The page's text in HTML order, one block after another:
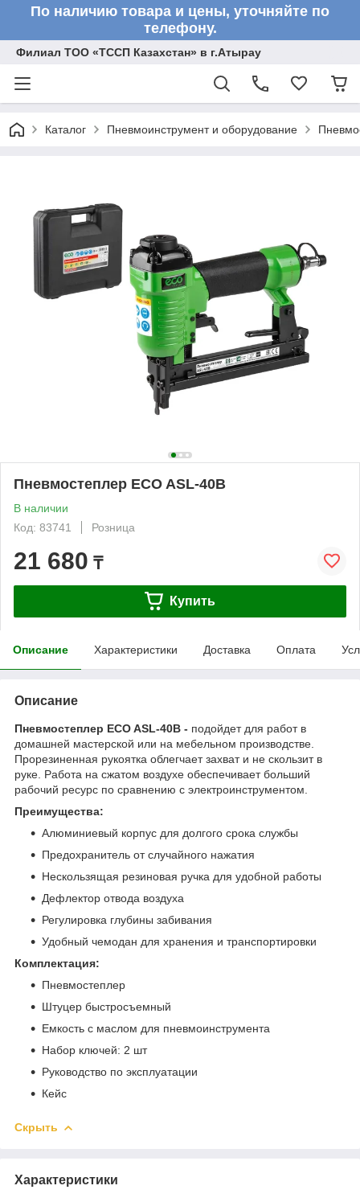
По наличию товара и цены, уточняйте по
телефону.
Филиал ТОО «ТССП Казахстан» в г.Атырау
Каталог Пневмоинструмент и оборудование
Пневмостеплер ECO ASL-40B
В наличии
Код: 83741
Розница
21 680 ₸
Купить
Описание Характеристики Доставка Оплата
Описание
Пневмостеплер ECO ASL-40B - подойдет для работ в
домашней мастерской или на мебельном производстве.
Прорезиненная рукоятка облегчает захват и не скользит в
руке. Работа на сжатом воздухе обеспечивает больший
рабочий ресурс по сравнению с электроинструментом.
Преимущества:
Алюминиевый корпус для долгого срока службы
Предохранитель от случайного нажатия
Нескользящая резиновая ручка для удобной работы
Дефлектор отвода воздуха
Регулировка глубины забивания
Удобный чемодан для хранения и транспортировки
Комплектация:
Пневмостеплер
Штуцер быстросъемный
Емкость с маслом для пневмоинструмента
Набор ключей: 2 шт
Руководство по эксплуатации
Кейс
Скрыть
Характеристики